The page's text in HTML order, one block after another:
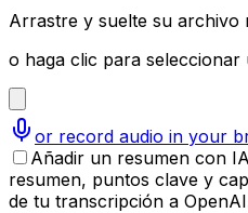
Arrastre y suelte su archivo
o haga clic para seleccionar
or record audio in your
Añadir un resumen con
resumen, puntos clave y
de tu transcripción a